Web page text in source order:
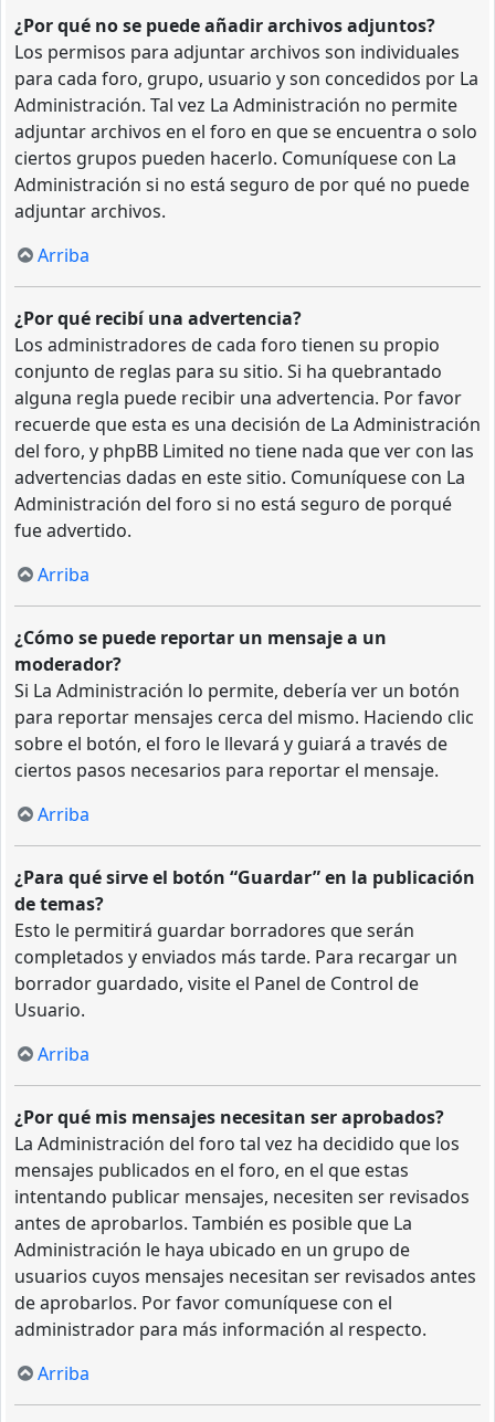
¿Por qué no se puede añadir archivos adjuntos?
Los permisos para adjuntar archivos son individuales
para cada foro, grupo, usuario y son concedidos por La
Administración. Tal vez La Administración no permite
adjuntar archivos en el foro en que se encuentra o solo
ciertos grupos pueden hacerlo. Comuníquese con La
Administración si no está seguro de por qué no puede
adjuntar archivos.
Arriba
¿Por qué recibí una advertencia?
Los administradores de cada foro tienen su propio
conjunto de reglas para su sitio. Si ha quebrantado
alguna regla puede recibir una advertencia. Por favor
recuerde que esta es una decisión de La Administración
del foro, y phpBB Limited no tiene nada que ver con las
advertencias dadas en este sitio. Comuníquese con La
Administración del foro si no está seguro de porqué
fue advertido.
Arriba
¿Cómo se puede reportar un mensaje a un
moderador?
Si La Administración lo permite, debería ver un botón
para reportar mensajes cerca del mismo. Haciendo clic
sobre el botón, el foro le llevará y guiará a través de
ciertos pasos necesarios para reportar el mensaje.
Arriba
¿Para qué sirve el botón “Guardar” en la publicación
de temas?
Esto le permitirá guardar borradores que serán
completados y enviados más tarde. Para recargar un
borrador guardado, visite el Panel de Control de
Usuario.
Arriba
¿Por qué mis mensajes necesitan ser aprobados?
La Administración del foro tal vez ha decidido que los
mensajes publicados en el foro, en el que estas
intentando publicar mensajes, necesiten ser revisados
antes de aprobarlos. También es posible que La
Administración le haya ubicado en un grupo de
usuarios cuyos mensajes necesitan ser revisados antes
de aprobarlos. Por favor comuníquese con el
administrador para más información al respecto.
Arriba